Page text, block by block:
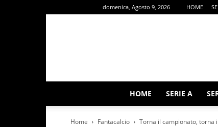
domenica, Agosto 9, 2026 HOME
HOME SERIE A
Home Fantacalcio Torna il campionato, torna